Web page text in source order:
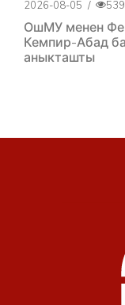
2026-08-05 / 539
ОшМУ менен
Кемпир-Абад
аныкташты